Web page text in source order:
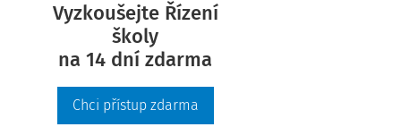
Vyzkoušejte Řízení
školy
na 14 dní zdarma
Chci přístup zdarma